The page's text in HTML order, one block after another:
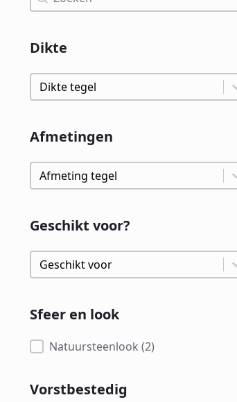
Dikte
Dikte
Dikte
Afmetingen
Afmetingen
Afmetingen
Geschikt voor?
Geschikt voor?
Geschikt voor?
Sfeer en look
Sfeer en look
Natuursteenlook (2)
Vorstbestedig